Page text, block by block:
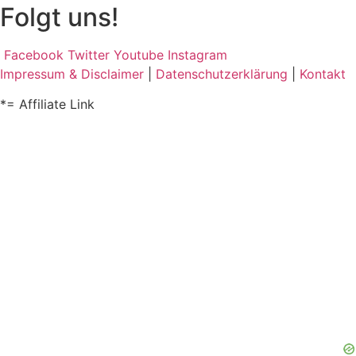
Folgt uns!
Facebook Twitter Youtube Instagram
Impressum & Disclaimer
Datenschutzerklärung
Kontakt
*= Affiliate Link